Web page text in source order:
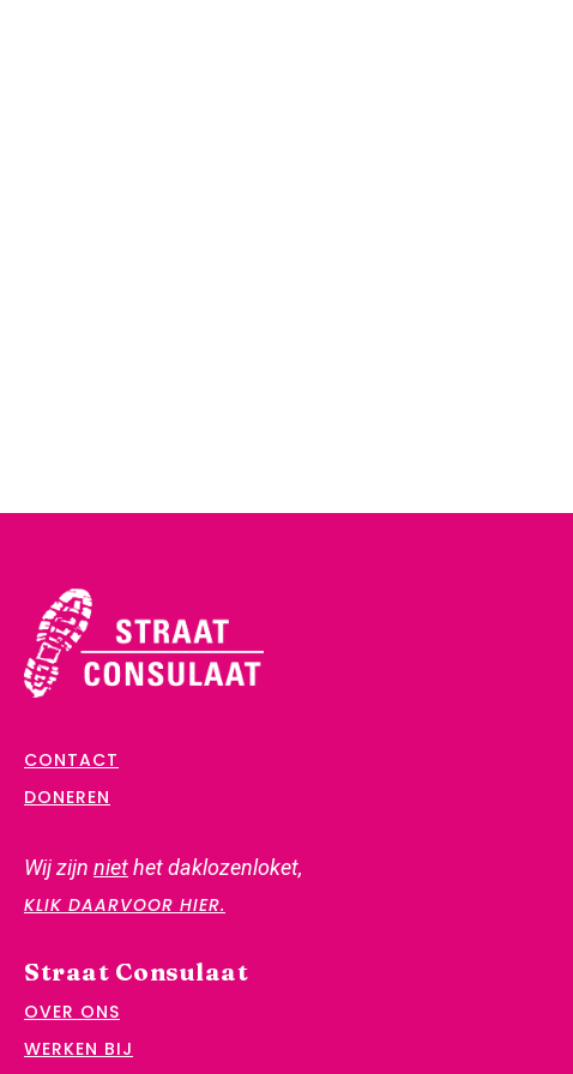
CONTACT
DONEREN
Wij zijn niethet daklozenloket,
KLIK DAARVOOR HIER.
Straat Consulaat
OVER ONS
WERKEN BIJ